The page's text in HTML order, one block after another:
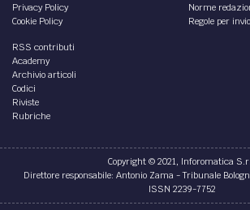
Privacy Policy
Cookie Policy
Norme
Regole per
RSS contributi
Academy
Archivio articoli
Codici
Riviste
Rubriche
Copyright © 2021, Inforomatica
Direttore responsabile: Antonio Zama - Tribunale
ISSN 2239-7752